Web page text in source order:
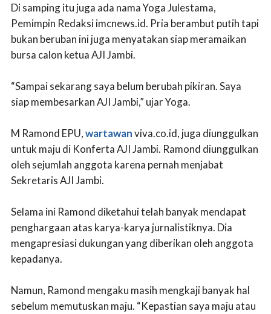
Di samping itu juga ada nama Yoga Julestama,
Pemimpin Redaksi imcnews.id. Pria berambut putih tapi
bukan beruban ini juga menyatakan siap meramaikan
bursa calon ketua AJI Jambi.
“Sampai sekarang saya belum berubah pikiran. Saya
siap membesarkan AJI Jambi,” ujar Yoga.
M Ramond EPU,wartawanviva.co.id, juga diunggulkan
untuk maju di Konferta AJI Jambi. Ramond diunggulkan
oleh sejumlah anggota karena pernah menjabat
Sekretaris AJI Jambi.
Selama ini Ramond diketahui telah banyak mendapat
penghargaan atas karya-karya jurnalistiknya. Dia
mengapresiasi dukungan yang diberikan oleh anggota
kepadanya.
Namun, Ramond mengaku masih mengkaji banyak hal
sebelum memutuskan maju. “Kepastian saya maju atau